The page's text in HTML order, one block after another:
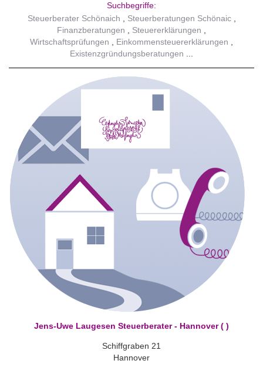
Suchbegriffe:
Steuerberater Schönaich
Steuerberatungen Schönaic
Finanzberatungen
Steuererklärungen
Wirtschaftsprüfungen
Einkommensteuererklärungen
Existenzgründungsberatungen
Jens-Uwe Laugesen Steuerberater - Hannover ( )
Schiffgraben 21
Hannover